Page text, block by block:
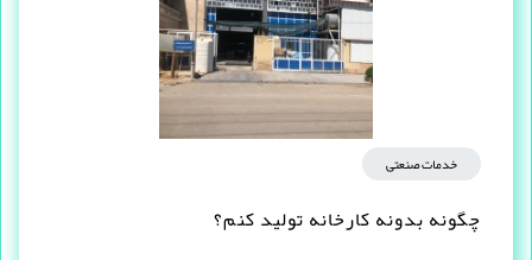
خدمات صنعتی
چگونه بدونه کارخانه تولید کنم؟